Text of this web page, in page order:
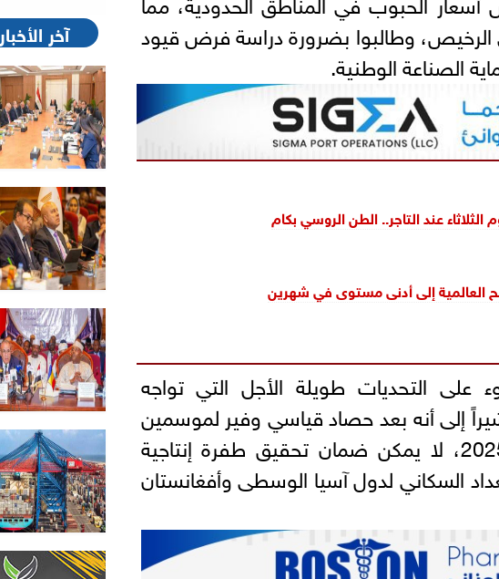
الرخيص، وطالبوا بضرورة دراسة فرض قيود
الصناعة الوطنية.
الثلاثاء عند التاجر.. الطن الروسي بكام
العالمية إلى أدنى مستوى في شهرين
على التحديات طويلة الأجل التي تواجه
إلى أنه بعد حصاد قياسي وفير لموسمين
متتاليين في عامي 2024 و2025، لا يمكن ضمان تحقيق طفرة إنتاجية
السكاني لدول آسيا الوسطى وأفغانستان
آخر الأخبار